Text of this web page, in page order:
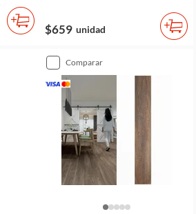
$659 unidad
comparar